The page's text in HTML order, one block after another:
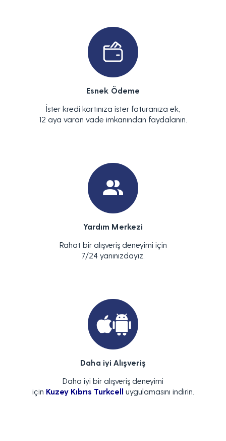
Esnek Ödeme
İster kredi kartınıza ister faturanıza ek,
12 aya varan vade imkanından faydalanın.
Yardım Merkezi
Rahat bir alışveriş deneyimi için
7/24 yanınızdayız.
Daha iyi Alışveriş
Daha iyi bir alışveriş deneyimi
için Kuzey Kıbrıs Turkcell uygulamasını indirin.